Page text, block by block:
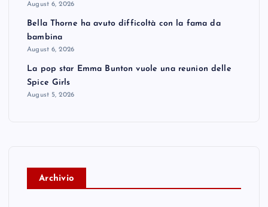
August 6, 2026
Bella Thorne ha avuto difficoltà con la fama da
bambina
August 6, 2026
La pop star Emma Bunton vuole una reunion delle
Spice Girls
August 5, 2026
Archivio